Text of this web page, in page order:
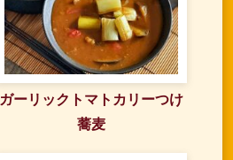
ガーリックトマトカリーつけ
蕎麦